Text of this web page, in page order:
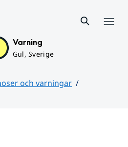
Varning
Gul, Sverige
och varningar